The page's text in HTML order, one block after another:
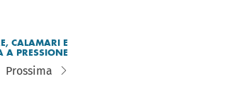
CALAMARI E
A PRESSIONE
Prossima